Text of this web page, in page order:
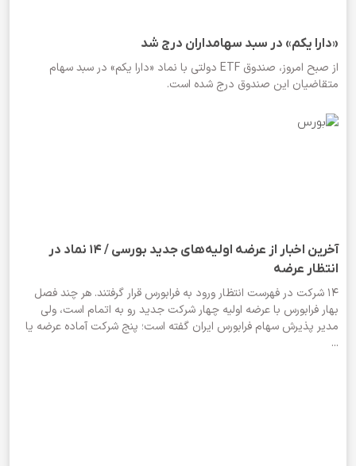
«دارا یکم» در سبد سهامداران درج شد
از صبح امروز، صندوق‌ ETF دولتی با نماد «دارا یکم» در سبد سهام
متقاضیان این صندوق درج شده است.
آخرین اخبار از عرضه‌ اولیه‌های جدید بورسی / ۱۴ نماد در
انتظار عرضه
۱۴ شرکت در فهرست انتظار ورود به فرابورس قرار گرفتند. هر چند فصل
بهار فرابورس با عرضه اولیه چهار شرکت جدید رو به اتمام است، ولی
مدیر پذیرش سهام فرابورس ایران گفته است؛ پنج شرکت آماده عرضه یا
...